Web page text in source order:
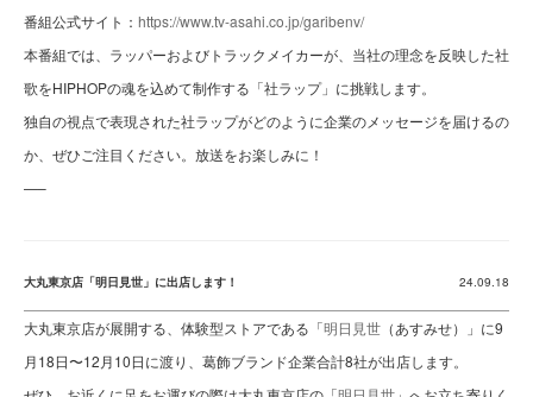
番組公式サイト： https://www.tv-asahi.co.jp/garibenv/
本番組では、ラッパーおよびトラックメイカーが、当社の理念を反映した社
歌をHIPHOPの魂を込めて制作する「社ラップ」に挑戦します。
独自の視点で表現された社ラップがどのように企業のメッセージを届けるの
か、ぜひご注目ください。放送をお楽しみに！
—–
大丸東京店「明日見世」に出店します！ 24.09.18
大丸東京店が展開する、体験型ストアである「明日見世 （あすみせ）」に9
月18日〜12月10日に渡り、葛飾ブランド企業合計8社が出店します。